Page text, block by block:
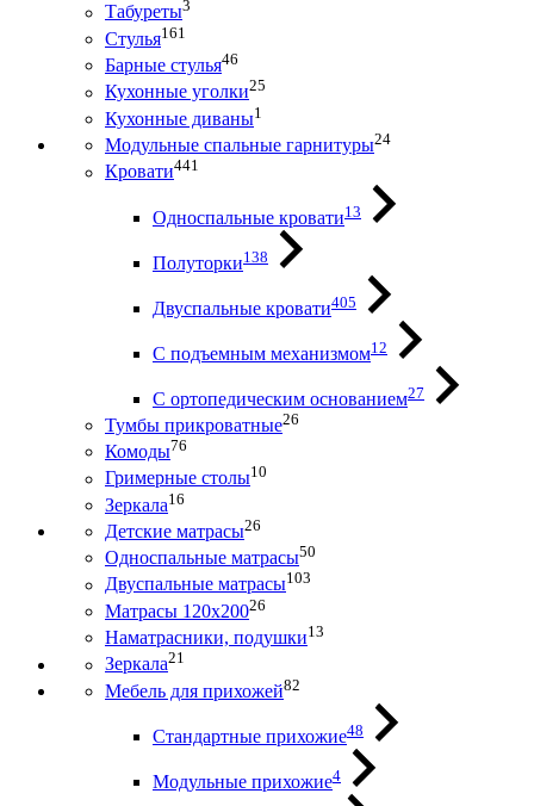
Табуреты3
Стулья161
Барные стулья46
Кухонные уголки25
Кухонные диваны1
Модульные спальные гарнитуры24
Кровати441
Односпальные кровати13
Полуторки138
Двуспальные кровати405
С подъемным механизмом12
С ортопедическим основанием27
Тумбы прикроватные26
Комоды76
Гримерные столы10
Зеркала16
Детские матрасы26
Односпальные матрасы50
Двуспальные матрасы103
Матрасы 120х20026
Наматрасники, подушки13
Зеркала21
Мебель для прихожей82
Стандартные прихожие48
Модульные прихожие4